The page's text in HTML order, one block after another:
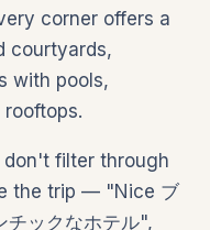
corner offers a
courtyards,
with pools,
don't filter through
the trip — "Nice ブ
ックなホテル",